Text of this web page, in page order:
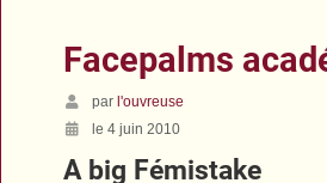
Facepalms
parl'ouvreuse
le 4 juin 2010
A big Fémistake